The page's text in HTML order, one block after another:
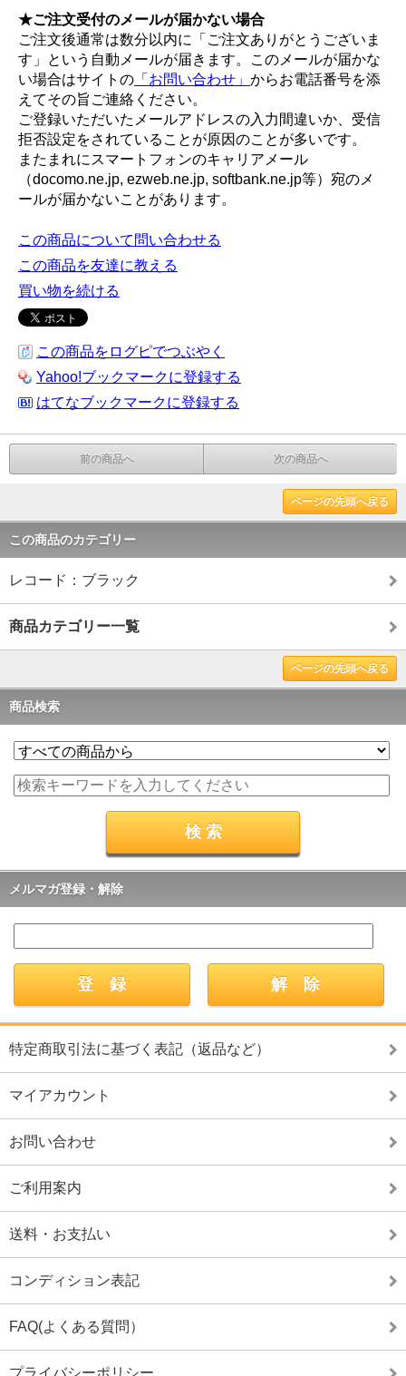
★ご注文受付のメールが届かない場合
ご注文後通常は数分以内に「ご注文ありがとうございま
す」という自動メールが届きます。このメールが届かな
い場合はサイトの 「お問い合わせ」 からお電話番号を添
えてその旨ご連絡ください。
ご登録いただいたメールアドレスの入力間違いか、受信
拒否設定をされていることが原因のことが多いです。
またまれにスマートフォンのキャリアメール
（docomo.ne.jp, ezweb.ne.jp, softbank.ne.jp等）宛のメ
ールが届かないことがあります。
この商品について問い合わせる
この商品を友達に教える
買い物を続ける
この商品をログピでつぶやく
Yahoo!ブックマークに登録する
はてなブックマークに登録する
前の商品へ 次の商品へ
ページの先頭へ戻る
この商品のカテゴリー
レコード：ブラック
商品カテゴリー一覧
ページの先頭へ戻る
商品検索
メルマガ登録・解除
特定商取引法に基づく表記（返品など）
マイアカウント
お問い合わせ
ご利用案内
送料・お支払い
コンディション表記
FAQ(よくある質問）
プライバシーポリシー